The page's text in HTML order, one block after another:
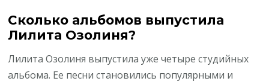
Сколько альбомов выпустила
Лилита Озолиня?
Лилита Озолиня выпустила уже четыре студийных
альбома. Ее песни становились популярными и